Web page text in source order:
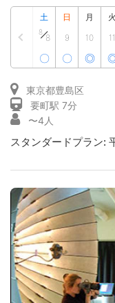
土
8
8
〇
日
9
〇
月
10
◎
火
11
東京都豊島区
要町駅 7分
〜4人
スタンダードプラン: